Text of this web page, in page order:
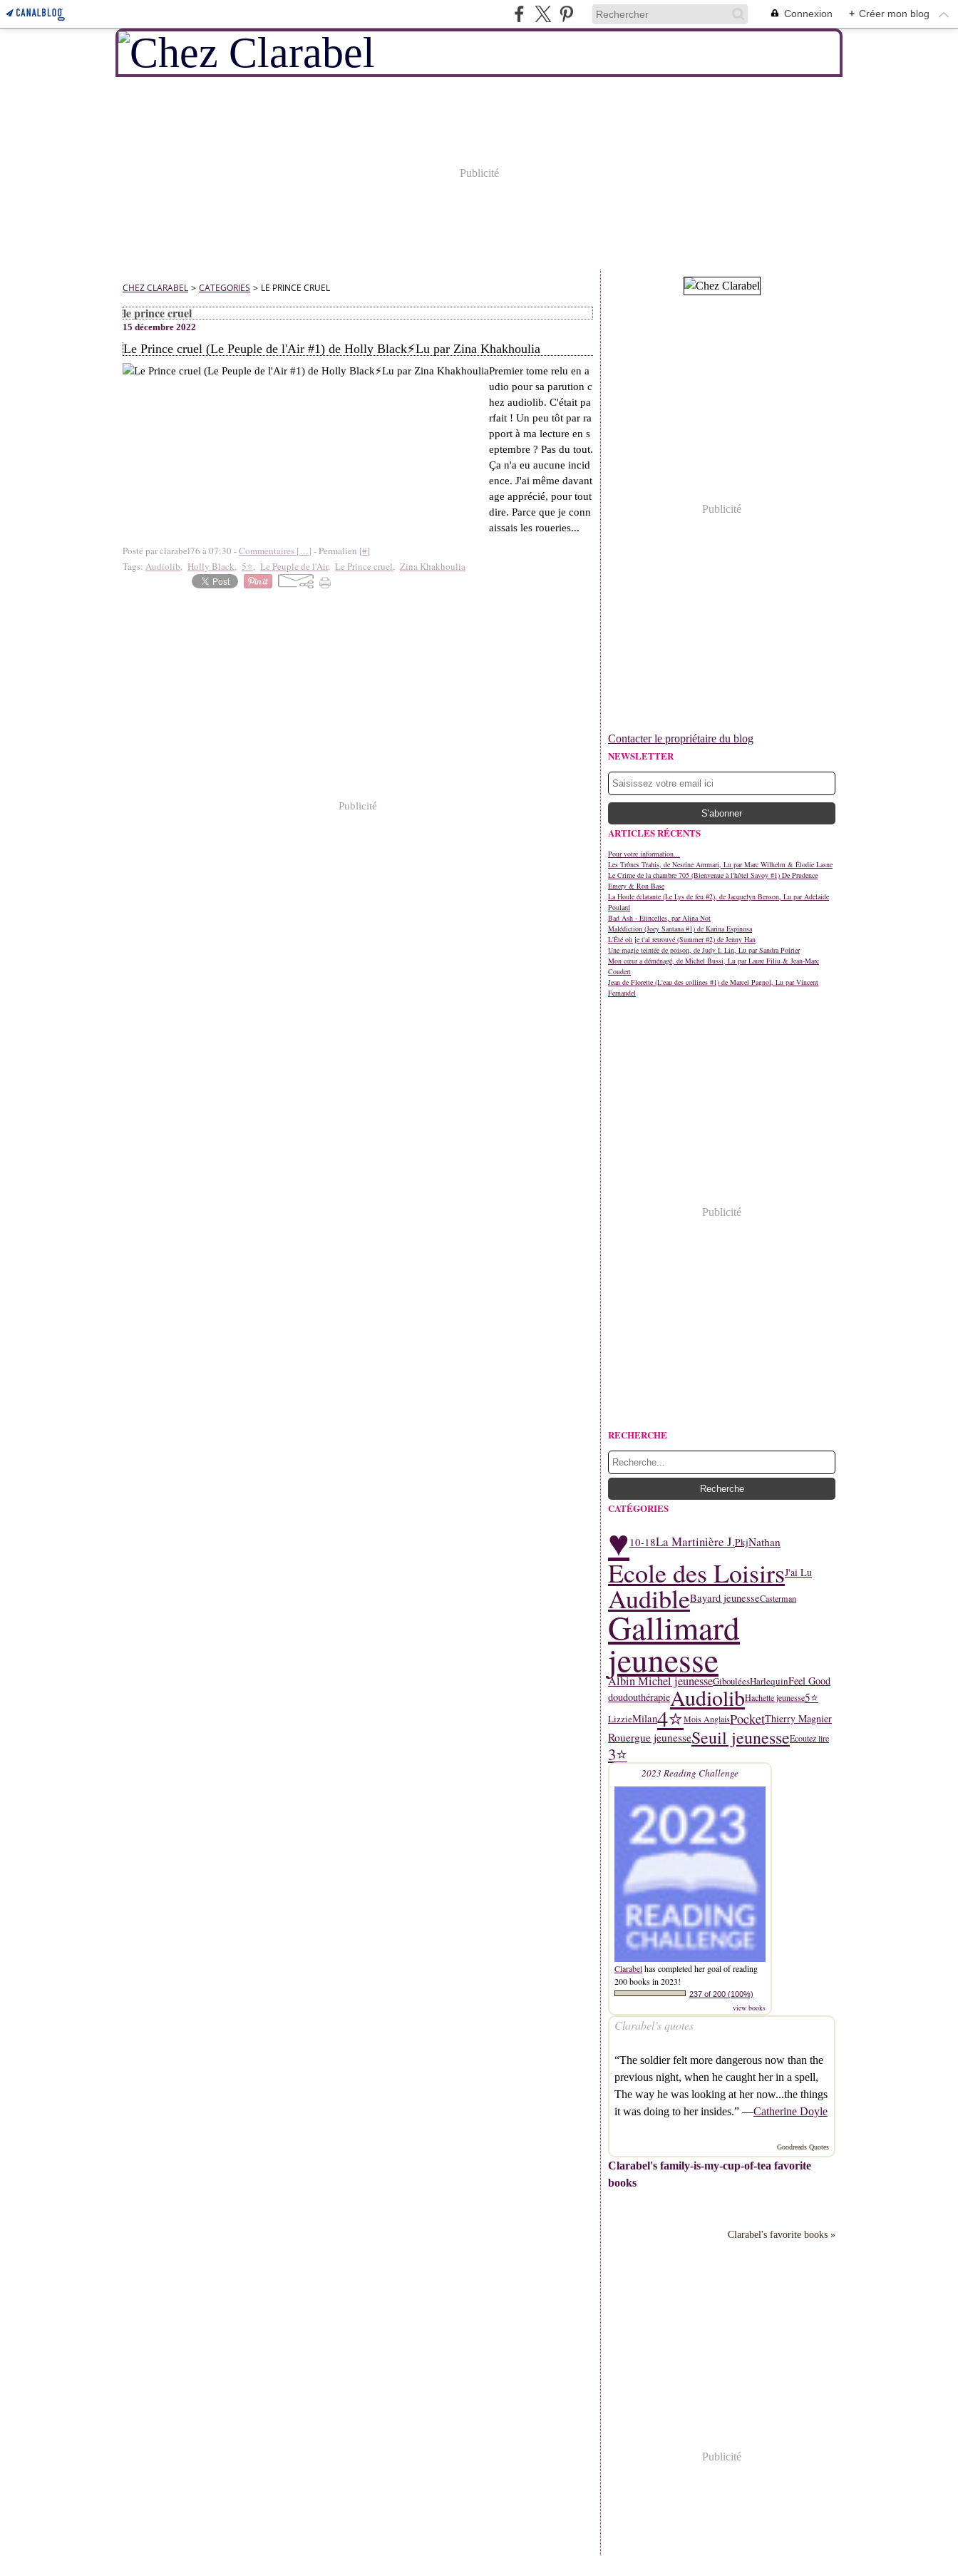
Connexion + Créer mon blog
Publicité
CHEZ CLARABEL > CATEGORIES > LE PRINCE CRUEL
le prince cruel
15 décembre 2022
Le Prince cruel (Le Peuple de l'Air #1) de Holly Black⚡Lu par Zina Khakhoulia
Premier tome relu en a
udio pour sa parution c
hez audiolib. C'était pa
rfait ! Un peu tôt par ra
pport à ma lecture en s
eptembre ? Pas du tout.
Ça n'a eu aucune incid
ence. J'ai même davant
age apprécié, pour tout
dire. Parce que je conn
aissais les roueries...
Posté par clarabel76 à 07:30 -Commentaires […] - Permalien [#]
Tags: Audiolib, Holly Black, 5⭐, Le Peuple de l'Air, Le Prince cruel, Zina Khakhoulia
Publicité
Publicité
Contacter le propriétaire du blog
NEWSLETTER
ARTICLES RÉCENTS
Pour votre information...
Les Trônes Trahis, de Nesrine Ammari, Lu par Marc Wilhelm & Élodie Lasne
Le Crime de la chambre 705 (Bienvenue à l'hôtel Savoy #1) De Prudence
Emery & Ron Base
La Houle éclatante (Le Lys de feu #2), de Jacquelyn Benson, Lu par Adelaide
Poulard
Bad Ash - Etincelles, par Alina Not
Malédiction (Joey Santana #1) de Karina Espinosa
L'Été où je t'ai retrouvé (Summer #2) de Jenny Han
Une magie teintée de poison, de Judy I. Lin, Lu par Sandra Poirier
Mon cœur a déménagé, de Michel Bussi, Lu par Laure Filiu & Jean-Marc
Coudert
Jean de Florette (L'eau des collines #1) de Marcel Pagnol, Lu par Vincent
Fernandel
Publicité
RECHERCHE
CATÉGORIES
♥ 10-18La Martinière J.PkjNathan
Ecole des LoisirsJ'ai Lu
AudibleBayard jeunesseCasterman
Gallimard
jeunesse
Albin Michel jeunesseGibouléesHarlequinFeel Good
doudouthérapieAudiolibHachette jeunesse5⭐
LizzieMilan4⭐Mois AnglaisPocketThierry Magnier
Rouergue jeunesseSeuil jeunesseEcoutez lire
3⭐
2023 Reading Challenge
Clarabelhas completed her goal of reading
200 books in 2023!
237 of 200 (100%)
view books
Clarabel’s quotes
“The soldier felt more dangerous now than the
previous night, when he caught her in a spell,
The way he was looking at her now...the things
it was doing to her insides.” —Catherine Doyle
Goodreads Quotes
Clarabel's family-is-my-cup-of-tea favorite
books
Clarabel's favorite books »
Publicité